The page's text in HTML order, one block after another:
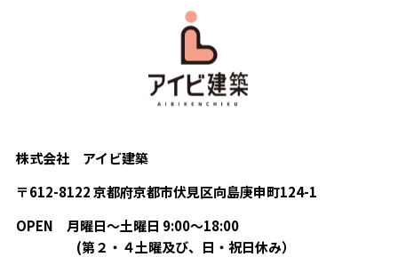
・人の生命、身体または財産の保護のために必要がある場合で
あって、本人の同意を得ることが困難であるとき
・公衆衛生の向上または児童の健全な育成の推進のために特に
必要がある場合であって、本人の同意を得ることが困難である
・国の機関もしくは地方公共団体またはその委託を受けた者が
支障を及ぼすおそれがあるとき
3.（外部委託）
弊社は、情報処理などの業務の全部または一部を外部に委託す
る際に、当該委託先に個人情報を開示する場合があります。当
株式会社 アイビ建築
〒612-8122 京都府京都市伏見区向島庚申町124-1
OPEN 月曜日〜土曜日 9:00〜18:00
(第２・４土曜及び、日・祝日休み）